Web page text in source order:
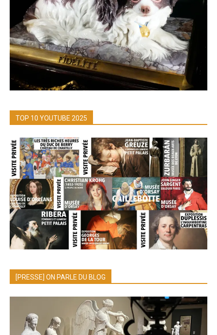
TOP 10 YOUTUBE 2025
[PRESSE] ON PARLE DU BLOG